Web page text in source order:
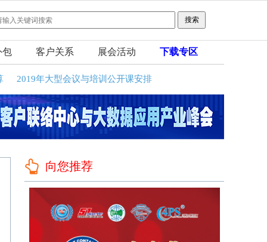
包 客户关系 展会活动 下载专区
2019年大型会议与培训公开课安排
向您推荐